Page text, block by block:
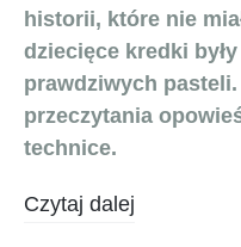
historii, które nie
dziecięce kredki
prawdziwych
przeczytania
technice.
Czytaj dalej